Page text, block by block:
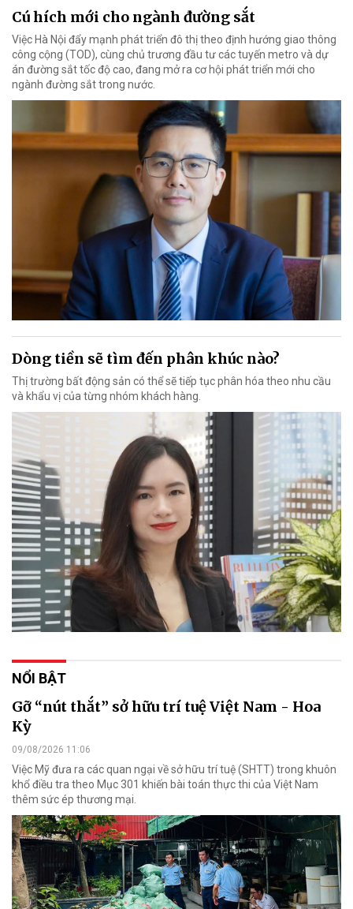
Cú hích mới cho ngành đường sắt
Việc Hà Nội đẩy mạnh phát triển đô thị theo định hướng giao thông
công cộng (TOD), cùng chủ trương đầu tư các tuyến metro và dự
án đường sắt tốc độ cao, đang mở ra cơ hội phát triển mới cho
ngành đường sắt trong nước.
Dòng tiền sẽ tìm đến phân khúc nào?
Thị trường bất động sản có thể sẽ tiếp tục phân hóa theo nhu cầu
và khẩu vị của từng nhóm khách hàng.
NỔI BẬT
Gỡ “nút thắt” sở hữu trí tuệ Việt Nam - Hoa
Kỳ
09/08/2026 11:06
Việc Mỹ đưa ra các quan ngại về sở hữu trí tuệ (SHTT) trong khuôn
khổ điều tra theo Mục 301 khiến bài toán thực thi của Việt Nam
thêm sức ép thương mại.